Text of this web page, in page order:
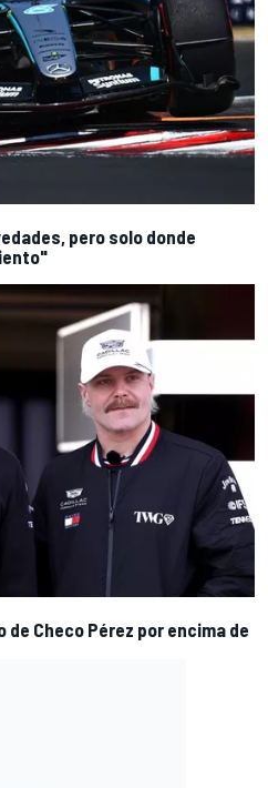
pero solo donde
Checo Pérez por encima de